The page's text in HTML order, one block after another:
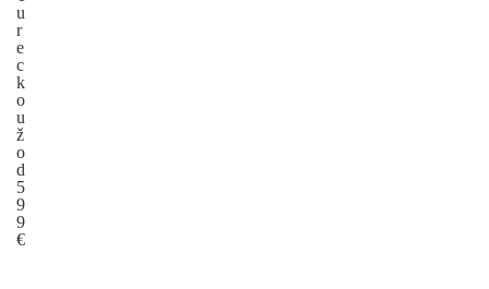
u
r
e
c
k
o
u
ž
o
d
5
9
9
€